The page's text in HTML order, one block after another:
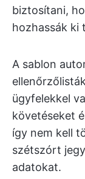
biztosítani,
hozhassák ki
A sablon
ügyfelekkel
követéseket
így nem kell
szétszórt
adatokat.